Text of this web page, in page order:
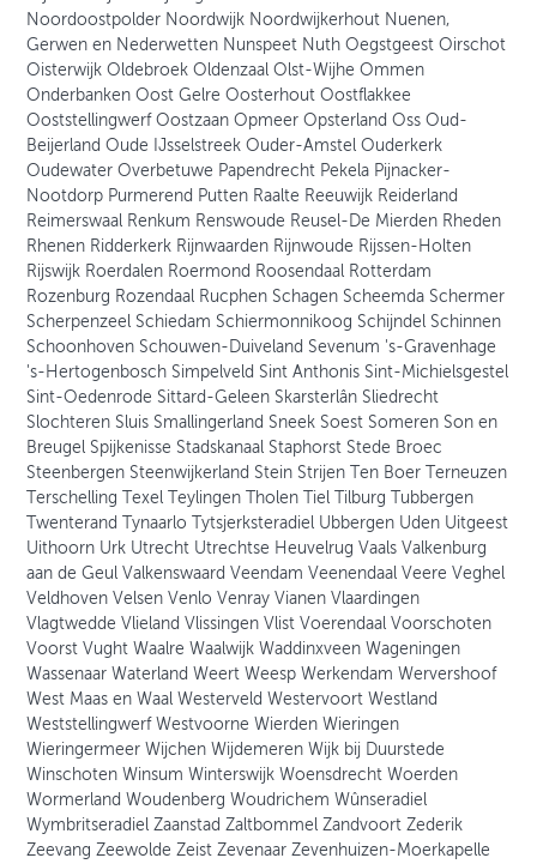
Noordoostpolder Noordwijk Noordwijkerhout Nuenen,
Gerwen en Nederwetten Nunspeet Nuth Oegstgeest Oirschot
Oisterwijk Oldebroek Oldenzaal Olst-Wijhe Ommen
Onderbanken Oost Gelre Oosterhout Oostflakkee
Ooststellingwerf Oostzaan Opmeer Opsterland Oss Oud-
Beijerland Oude IJsselstreek Ouder-Amstel Ouderkerk
Oudewater Overbetuwe Papendrecht Pekela Pijnacker-
Nootdorp Purmerend Putten Raalte Reeuwijk Reiderland
Reimerswaal Renkum Renswoude Reusel-De Mierden Rheden
Rhenen Ridderkerk Rijnwaarden Rijnwoude Rijssen-Holten
Rijswijk Roerdalen Roermond Roosendaal Rotterdam
Rozenburg Rozendaal Rucphen Schagen Scheemda Schermer
Scherpenzeel Schiedam Schiermonnikoog Schijndel Schinnen
Schoonhoven Schouwen-Duiveland Sevenum 's-Gravenhage
's-Hertogenbosch Simpelveld Sint Anthonis Sint-Michielsgestel
Sint-Oedenrode Sittard-Geleen Skarsterlân Sliedrecht
Slochteren Sluis Smallingerland Sneek Soest Someren Son en
Breugel Spijkenisse Stadskanaal Staphorst Stede Broec
Steenbergen Steenwijkerland Stein Strijen Ten Boer Terneuzen
Terschelling Texel Teylingen Tholen Tiel Tilburg Tubbergen
Twenterand Tynaarlo Tytsjerksteradiel Ubbergen Uden Uitgeest
Uithoorn Urk Utrecht Utrechtse Heuvelrug Vaals Valkenburg
aan de Geul Valkenswaard Veendam Veenendaal Veere Veghel
Veldhoven Velsen Venlo Venray Vianen Vlaardingen
Vlagtwedde Vlieland Vlissingen Vlist Voerendaal Voorschoten
Voorst Vught Waalre Waalwijk Waddinxveen Wageningen
Wassenaar Waterland Weert Weesp Werkendam Wervershoof
West Maas en Waal Westerveld Westervoort Westland
Weststellingwerf Westvoorne Wierden Wieringen
Wieringermeer Wijchen Wijdemeren Wijk bij Duurstede
Winschoten Winsum Winterswijk Woensdrecht Woerden
Wormerland Woudenberg Woudrichem Wûnseradiel
Wymbritseradiel Zaanstad Zaltbommel Zandvoort Zederik
Zeevang Zeewolde Zeist Zevenaar Zevenhuizen-Moerkapelle